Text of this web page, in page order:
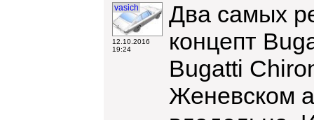
vasich
12.10.2016
19:24
Два самых
концепт
Bugatti
Женевском